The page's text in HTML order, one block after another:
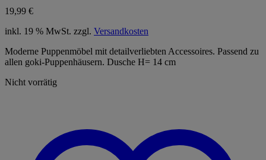
19,99 €
inkl. 19 % MwSt. zzgl. Versandkosten
Moderne Puppenmöbel mit detailverliebten Accessoires. Passend zu
allen goki-Puppenhäusern. Dusche H= 14 cm
Nicht vorrätig